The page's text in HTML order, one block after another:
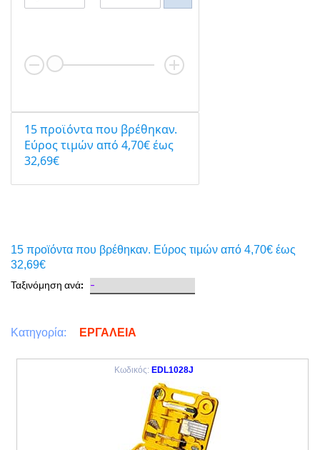
15 προϊόντα που βρέθηκαν.
Eύρος τιμών από 4,70€ έως
32,69€
15 προϊόντα που βρέθηκαν. Eύρος τιμών από 4,70€ έως
32,69€
Ταξινόμηση ανά:
Κατηγορία: ΕΡΓΑΛΕΙΑ
Κωδικός: EDL1028J